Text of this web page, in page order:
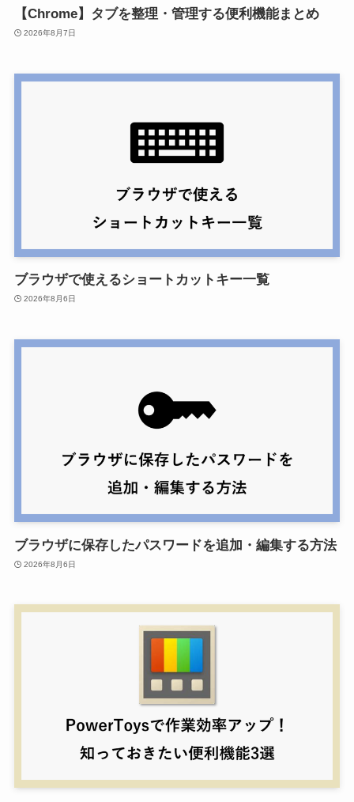
【Chrome】タブを整理・管理する便利機能まとめ
2026年8月7日
ブラウザで使えるショートカットキー一覧
2026年8月6日
ブラウザに保存したパスワードを追加・編集する方法
2026年8月6日